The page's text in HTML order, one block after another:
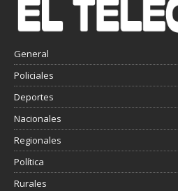
General
Policiales
Deportes
Nacionales
Regionales
Política
Rurales